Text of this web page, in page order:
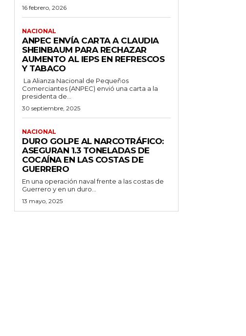
16 febrero, 2026
NACIONAL
ANPEC ENVÍA CARTA A CLAUDIA
SHEINBAUM PARA RECHAZAR
AUMENTO AL IEPS EN REFRESCOS
Y TABACO
La Alianza Nacional de Pequeños
Comerciantes (ANPEC) envió una carta a la
presidenta de...
30 septiembre, 2025
NACIONAL
DURO GOLPE AL NARCOTRÁFICO:
ASEGURAN 1.3 TONELADAS DE
COCAÍNA EN LAS COSTAS DE
GUERRERO
En una operación naval frente a las costas de
Guerrero y en un duro...
13 mayo, 2025